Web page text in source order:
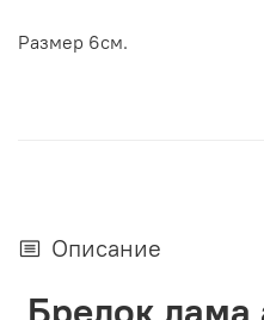
Размер 6см.
Описание